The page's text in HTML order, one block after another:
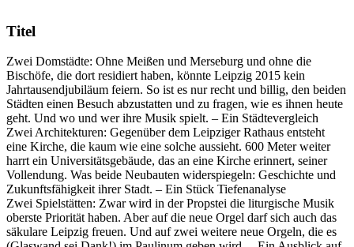
Titel
Zwei Domstädte: Ohne Meißen und Merseburg und ohne die
Bischöfe, die dort residiert haben, könnte Leipzig 2015 kein
Jahrtausendjubiläum feiern. So ist es nur recht und billig, den beiden
Städten einen Besuch abzustatten und zu fragen, wie es ihnen heute
geht. Und wo und wer ihre Musik spielt. – Ein Städtevergleich
Zwei Architekturen: Gegenüber dem Leipziger Rathaus entsteht
eine Kirche, die kaum wie eine solche aussieht. 600 Meter weiter
harrt ein Universitätsgebäude, das an eine Kirche erinnert, seiner
Vollendung. Was beide Neubauten widerspiegeln: Geschichte und
Zukunftsfähigkeit ihrer Stadt. – Ein Stück Tiefenanalyse
Zwei Spielstätten: Zwar wird in der Propstei die liturgische Musik
oberste Priorität haben. Aber auf die neue Orgel darf sich auch das
säkulare Leipzig freuen. Und auf zwei weitere neue Orgeln, die es